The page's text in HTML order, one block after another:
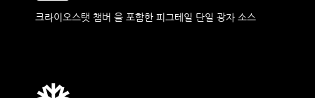
크라이오스탯 챔버 을 포함한 피그테일 단일 광자 소스